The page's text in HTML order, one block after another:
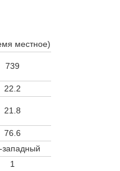
местное)
739
22.2
21.8
76.6
западный
1